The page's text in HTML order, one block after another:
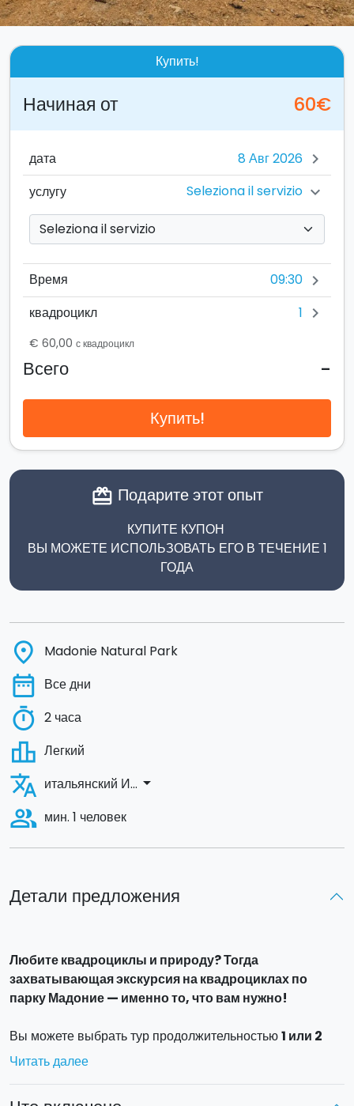
Детали предложения
Любите квадроциклы и природу? Тогда
захватывающая экскурсия на квадроциклах по
парку Мадоние — именно то, что вам нужно!
Вы можете выбрать тур продолжительностью1 или 2
часа.
Читать далее
Купить!
Начиная от 60€
дата chevron_right
услугу Seleziona il servizio chevron_right
Время 09:30 chevron_right
квадроцикл 1 chevron_right
€ 60,00 с квадроцикл
Всего -
Купить!
card_giftcard Подарите этот опыт
КУПИТЕ КУПОН
ВЫ МОЖЕТЕ ИСПОЛЬЗОВАТЬ ЕГО В ТЕЧЕНИЕ 1
ГОДА
place Madonie Natural Park
date_range Все дни
timer 2 часа
leaderboard Легкий
translate итальянский И... arrow_drop_down
people_alt мин. 1 человек